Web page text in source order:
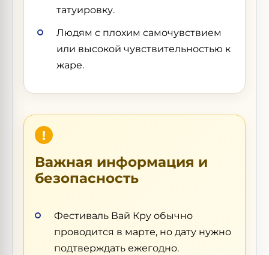
татуировку.
Людям с плохим самочувствием
или высокой чувствительностью к
жаре.
Важная информация и
безопасность
Фестиваль Вай Кру обычно
проводится в марте, но дату нужно
подтверждать ежегодно.